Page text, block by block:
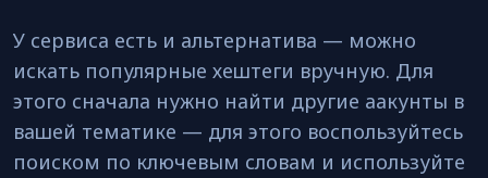
У сервиса есть и альтернатива — можно
искать популярные хештеги вручную. Для
этого сначала нужно найти другие аакунты в
вашей тематике — для этого воспользуйтесь
поиском по ключевым словам и используйте